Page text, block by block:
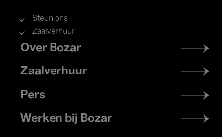
Steun ons
Zaalverhuur
Footer
menu
Over Bozar
Zaalverhuur
Pers
Werken bij Bozar